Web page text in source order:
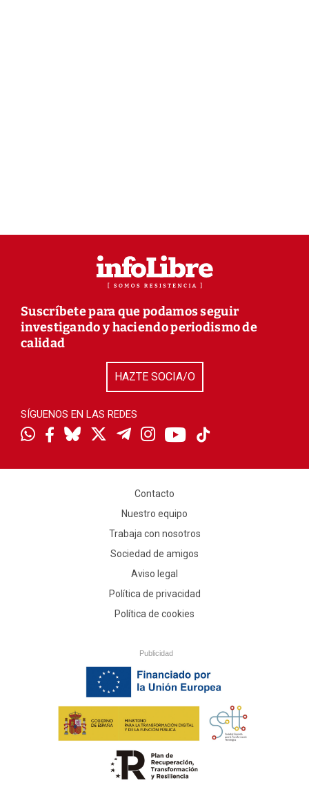
Suscríbete para que podamos seguir
investigando y haciendo periodismo de
calidad
HAZTE SOCIA/O
SÍGUENOS EN LAS REDES
Contacto
Nuestro equipo
Trabaja con nosotros
Sociedad de amigos
Aviso legal
Política de privacidad
Política de cookies
Publicidad